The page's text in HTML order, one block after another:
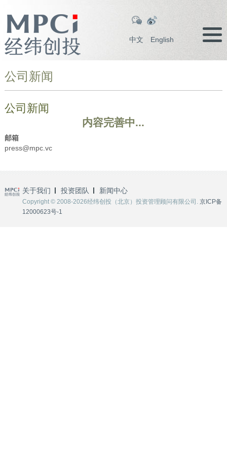
中文 English
公司新闻
公司新闻
内容完善中...
邮箱
press@mpc.vc
关于我们 投资团队 新闻中心
Copyright © 2008-2026经纬创投（北京）投资管理顾问有限公司. 京ICP备
12000623号-1